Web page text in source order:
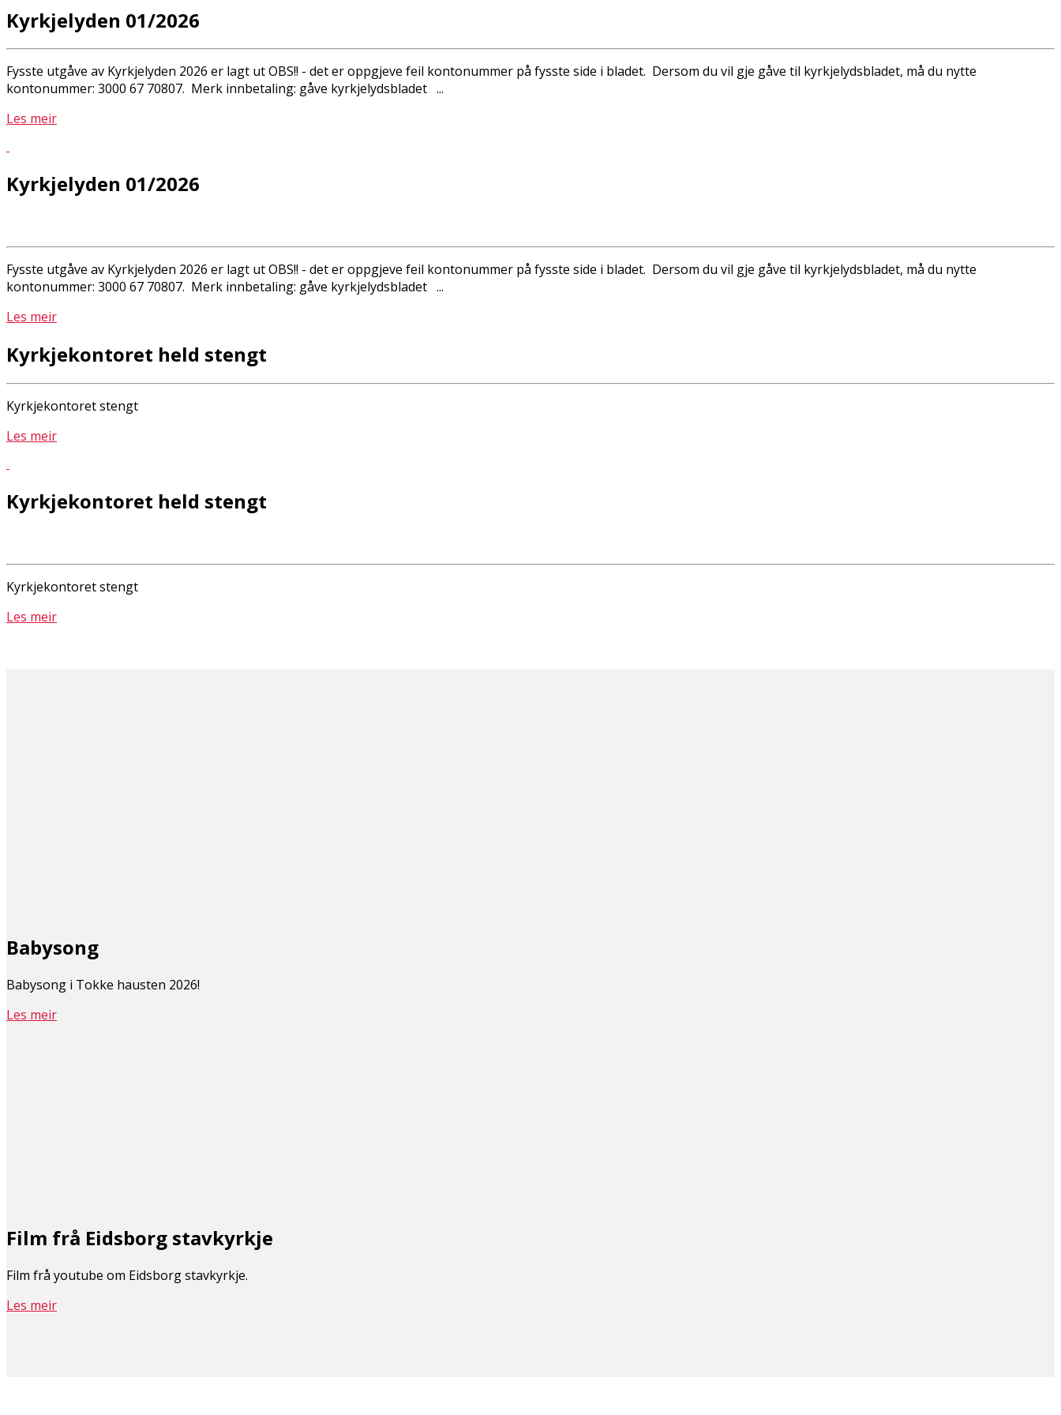
Kyrkjelyden 01/2026
Fysste utgåve av Kyrkjelyden 2026 er lagt ut OBS!! - det er oppgjeve feil kontonummer på fysste side i bladet. Dersom du vil gje gåve til kyrkjelydsbladet, må du nytte
kontonummer: 3000 67 70807. Merk innbetaling: gåve kyrkjelydsbladet ...
Les meir
Kyrkjelyden 01/2026
Fysste utgåve av Kyrkjelyden 2026 er lagt ut OBS!! - det er oppgjeve feil kontonummer på fysste side i bladet. Dersom du vil gje gåve til kyrkjelydsbladet, må du nytte
kontonummer: 3000 67 70807. Merk innbetaling: gåve kyrkjelydsbladet ...
Les meir
Kyrkjekontoret held stengt
Kyrkjekontoret stengt
Les meir
Kyrkjekontoret held stengt
Kyrkjekontoret stengt
Les meir
Babysong
Babysong i Tokke hausten 2026!
Les meir
Film frå Eidsborg stavkyrkje
Film frå youtube om Eidsborg stavkyrkje.
Les meir